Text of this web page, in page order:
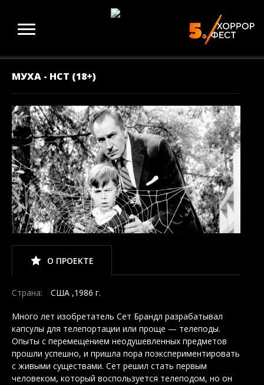
МУХА - НСТ (18+)
О ПРОЕКТЕ
Страна: США ,1986 г.
Много лет изобретатель Сет Брандл разрабатывал
капсулы для телепортации или проще — телеподы.
Опыты с перемещением неодушевленных предметов
прошли успешно, и пришла пора поэкспериментировать
с живыми существами. Сет решил стать первым
человеком, который воспользуется телеподом, но он